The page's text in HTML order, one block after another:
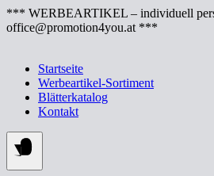
Springe
zum
*** WERBEARTIKEL – individuell
office@promotion4you.at ***
Startseite
Werbeartikel-Sortiment
Blätterkatalog
Kontakt